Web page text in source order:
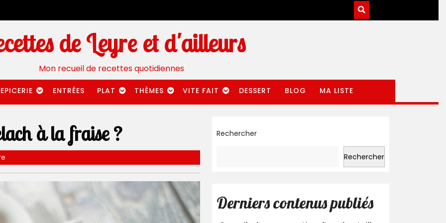
de Leyre et d'ailleurs
Mon recueil de recettes quotidiennes
EPICERIE ENTRÉES PLAT THÈMES VITE FAIT DESSERT BLOG MA LISTE
à la fraise ? Rechercher
Rechercher
Derniers contenus publiés